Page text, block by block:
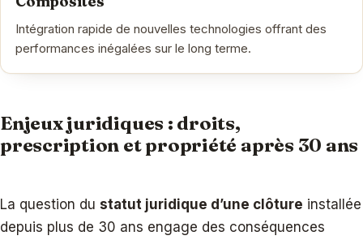
Intégration rapide de nouvelles technologies offrant des
performances inégalées sur le long terme.
Enjeux juridiques : droits,
prescription et propriété après 30 ans
La question du statut juridique d’une clôture installée
depuis plus de 30 ans engage des conséquences